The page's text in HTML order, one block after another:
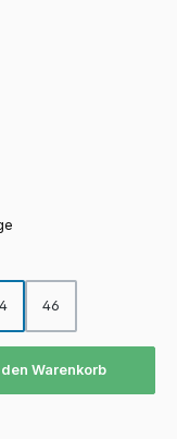
46
den Warenkorb